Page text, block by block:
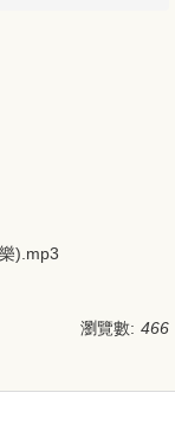
).mp3
瀏覽數: 466